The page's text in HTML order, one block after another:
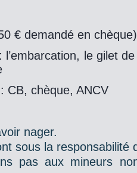
€ demandé en chèque)
le gilet
CB, chèque, ANCV
nager.
sous la responsabilité
pas aux mineurs